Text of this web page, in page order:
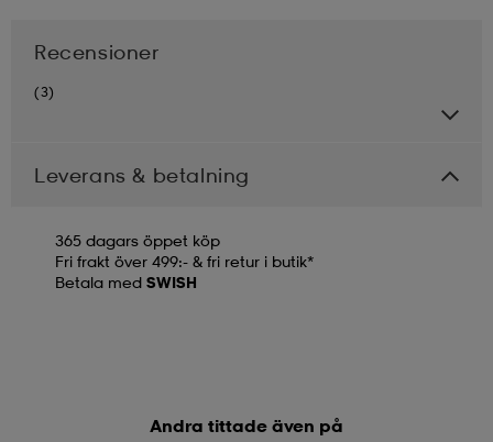
Recensioner
(3)
Leverans & betalning
365 dagars öppet köp
Fri frakt över 499:- & fri retur i butik*
Betala med SWISH
Andra tittade även på